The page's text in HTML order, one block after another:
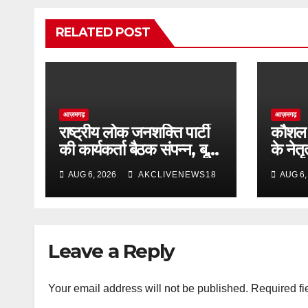
RELATED POST
आज़मगढ़
राष्ट्रीय लोक जनशक्ति पार्टी
की कार्यकर्ता बैठक संपन्न, बूथ
स्तर तक संगठन मजबूत करने
का आह्वान
AUG 6, 2026 AKCLIVENEWS18
आज़मगढ़
कौशल
के
सैकड़ों
AUG
Leave a Reply
Your email address will not be published. Required